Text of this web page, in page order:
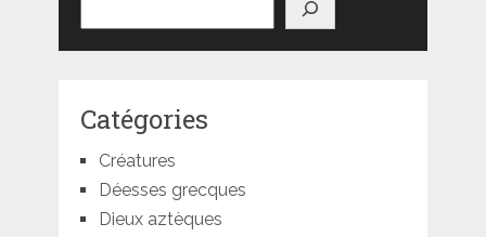
Catégories
Créatures
Déesses grecques
Dieux aztèques